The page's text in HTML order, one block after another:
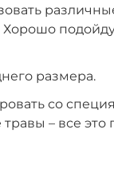
размера.
со
– все это